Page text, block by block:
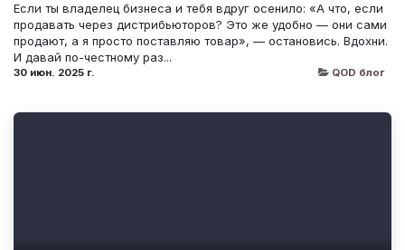
Если ты владелец бизнеса и тебя вдруг осенило: «А что, если
продавать через дистрибьюторов? Это же удобно — они сами
продают, а я просто поставляю товар», — остановись. Вдохни.
И давай по-честному раз...
30 июн. 2025 г. QOD блог